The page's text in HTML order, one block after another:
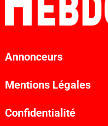
Annonceurs
Mentions Légales
Confidentialité